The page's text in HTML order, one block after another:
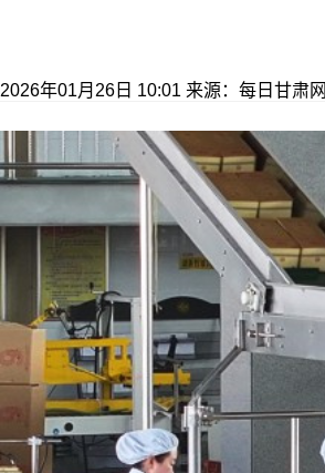
2026年01月26日 10:01 来源：每日甘肃网